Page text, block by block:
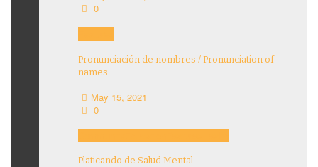
0
Pronunciación de nombres / Pronunciation of
names
May 15, 2021
0
Platicando de Salud Mental